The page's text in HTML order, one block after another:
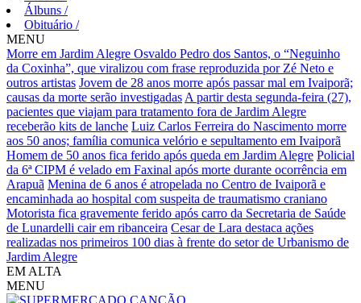
Álbuns /
Obituário /
MENU
Morre em Jardim Alegre Osvaldo Pedro dos Santos, o “Neguinho
da Coxinha”, que viralizou com frase reproduzida por Zé Neto e
outros artistas Jovem de 28 anos morre após passar mal em Ivaiporã;
causas da morte serão investigadas A partir desta segunda-feira (27),
pacientes que viajam para tratamento fora de Jardim Alegre
receberão kits de lanche Luiz Carlos Ferreira do Nascimento morre
aos 50 anos; família comunica velório e sepultamento em Ivaiporã
Homem de 50 anos fica ferido após queda em Jardim Alegre Policial
da 6ª CIPM é velado em Faxinal após morte durante ocorrência em
Arapuã Menina de 6 anos é atropelada no Centro de Ivaiporã e
encaminhada ao hospital com suspeita de traumatismo craniano
Motorista fica gravemente ferido após carro da Secretaria de Saúde
de Lunardelli cair em ribanceira Cesar de Lara destaca ações
realizadas nos primeiros 100 dias à frente do setor de Urbanismo de
Jardim Alegre
EM ALTA
MENU